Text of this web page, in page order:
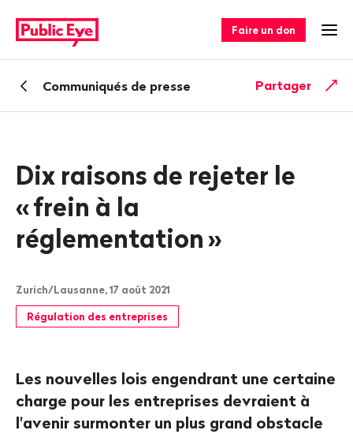
sur
publiceye.ch
rapide
Faire un don
RetourCommuniqués de presse Partager
Dix raisons de rejeter le
«frein à la
réglementation»
Zurich/Lausanne, 17 août 2021
Régulation des entreprises
Les nouvelles lois engendrant une certaine
charge pour les entreprises devraient à
l'avenir surmonter un plus grand obstacle